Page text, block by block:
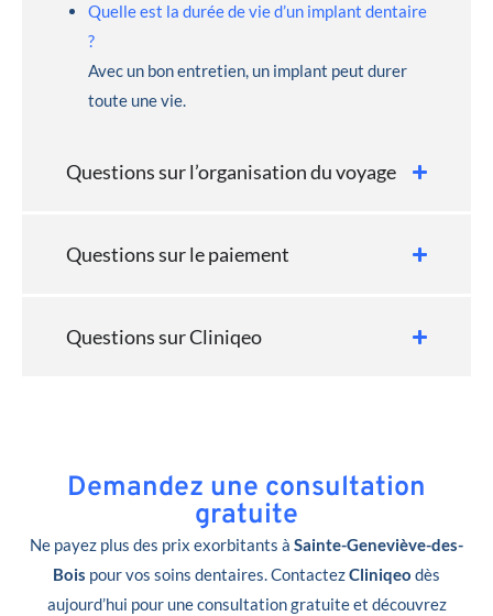
Quelle est la durée de vie d’un implant dentaire
?
Avec un bon entretien, un implant peut durer
toute une vie.
Questions sur l’organisation du voyage
Questions sur le paiement
Questions sur Cliniqeo
Demandez une consultation
gratuite
Ne payez plus des prix exorbitants à Sainte-Geneviève-des-
Bois pour vos soins dentaires. ContactezCliniqeo dès
aujourd’hui pour une consultation gratuite et découvrez